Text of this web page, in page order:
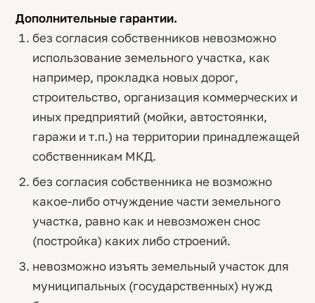
Дополнительные гарантии.
без согласия собственников невозможно
использование земельного участка, как
например, прокладка новых дорог,
строительство, организация коммерческих и
иных предприятий (мойки, автостоянки,
гаражи и т.п.) на территории принадлежащей
собственникам МКД.
без согласия собственника не возможно
какое-либо отчуждение части земельного
участка, равно как и невозможен снос
(постройка) каких либо строений.
невозможно изъять земельный участок для
муниципальных (государственных) нужд